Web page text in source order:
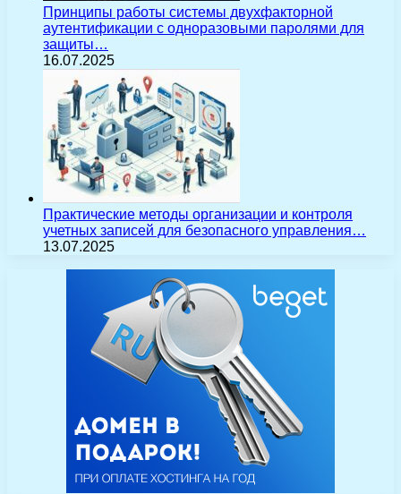
Принципы работы системы двухфакторной
аутентификации с одноразовыми паролями для
защиты…
16.07.2025
Практические методы организации и контроля
учетных записей для безопасного управления…
13.07.2025